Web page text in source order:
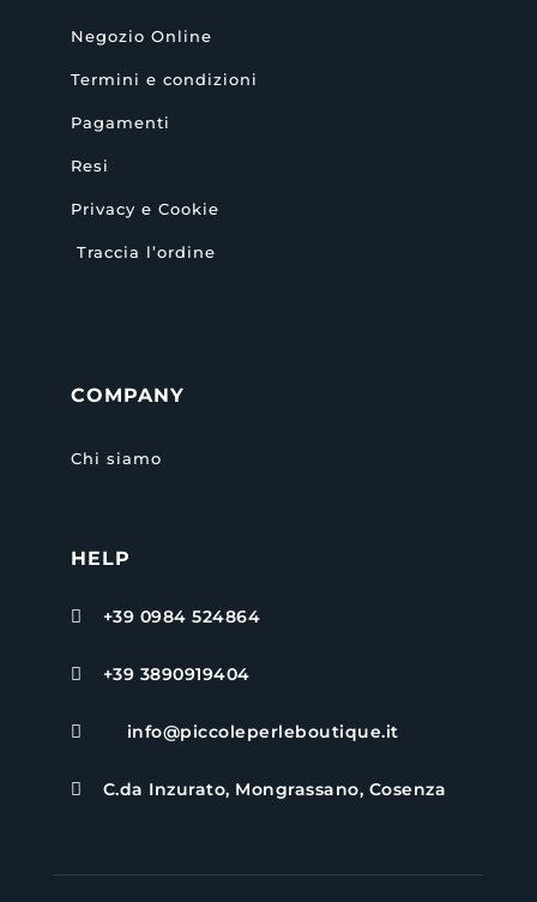
Negozio Online
Termini e condizioni
Pagamenti
Resi
Privacy e Cookie
Traccia l’ordine
COMPANY
Chi siamo
HELP
 +39 0984 524864
 +39 3890919404
 info@piccoleperleboutique.it
 C.da Inzurato, Mongrassano, Cosenza